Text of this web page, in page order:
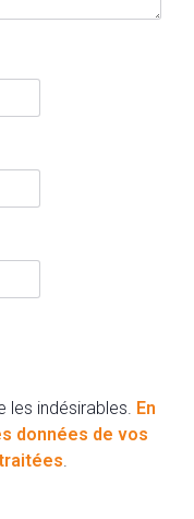
les indésirables. En
données de vos